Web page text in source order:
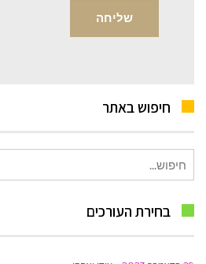
חיפוש באתר
עבור:
בחירת העורכים